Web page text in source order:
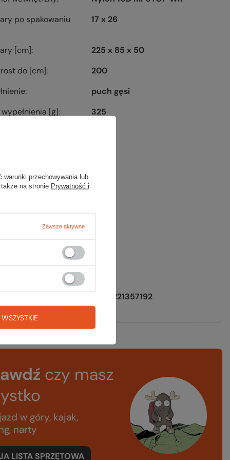
po spakowaniu
17 x 26
[cm]
225 x 85 x 50
do [cm]
200
puch gęsi
[g]
325
termiczna
2
5908221357192
czy masz
w góry, kajak,
narty
LISTA SPRZĘTOWA
warunki przechowywania lub
na stronie Prywatność i
Zawsze aktywne